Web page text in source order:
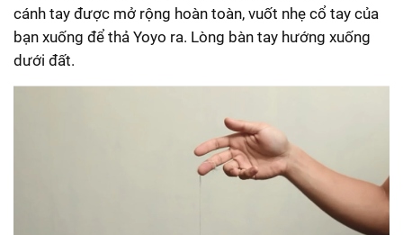
cánh tay được mở rộng hoàn toàn, vuốt nhẹ cổ tay của
bạn xuống để thả Yoyo ra. Lòng bàn tay hướng xuống
dưới đất.